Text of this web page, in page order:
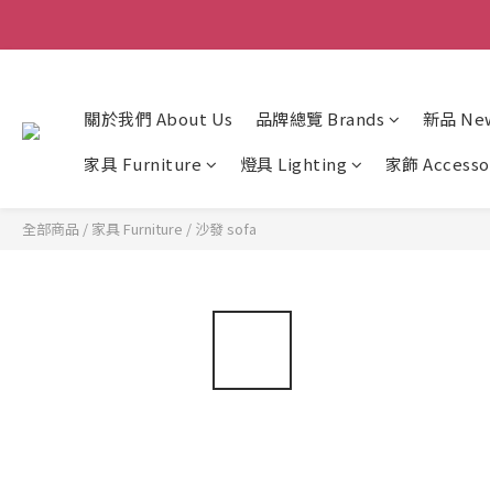
關於我們 About Us 品牌總覽 Brands 新品
家具 Furniture
燈具 Lighting 家飾
全部商品 / 家具 Furniture / 沙發 sofa